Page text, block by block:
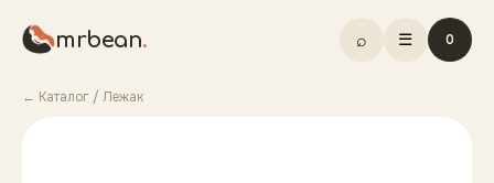
mrbean. ⌕ ☰ 0
← Каталог /Лежак